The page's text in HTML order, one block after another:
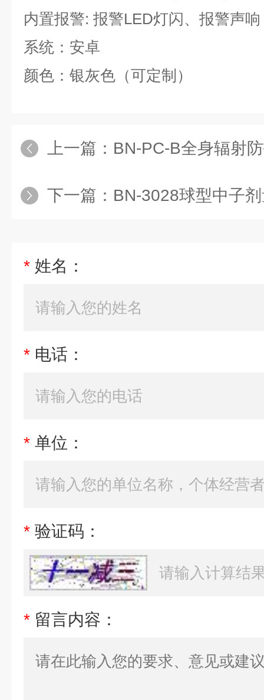
内置报警: 报警LED灯闪、报警声
系统：安卓
颜色：银灰色（可定制）
上一篇： BN-PC-B全身辐射
下一篇： BN-3028球型中子
* 姓名：
* 电话：
* 单位：
* 验证码：
* 留言内容：